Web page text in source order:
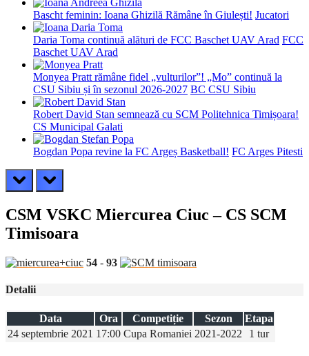
Bascht feminin: Ioana Ghizilă Rămâne în Giulești! Jucatori
Daria Toma continuă alături de FCC Baschet UAV Arad FCC
Baschet UAV Arad
Monyea Pratt rămâne fidel „vulturilor”! „Mo” continuă la
CSU Sibiu și în sezonul 2026-2027 BC CSU Sibiu
Robert David Stan semnează cu SCM Politehnica Timișoara!
CS Municipal Galati
Bogdan Popa revine la FC Argeș Basketball! FC Arges Pitesti
prev next
CSM VSKC Miercurea Ciuc – CS SCM
Timisoara
54 - 93
Detalii
Data Ora Competiție Sezon
Etapa
24 septembrie 2021 17:00 Cupa Romaniei 2021-2022 1 tur